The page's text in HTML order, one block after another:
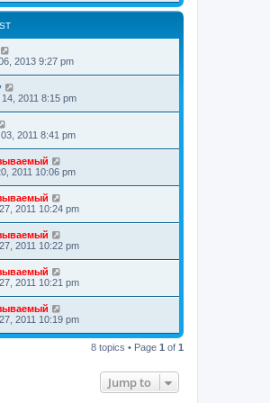
2013 9:27 pm
2011 8:15 pm
2011 8:41 pm
2011 10:06 pm
2011 10:24 pm
2011 10:22 pm
2011 10:21 pm
2011 10:19 pm
8 topics • Page 1 of 1
Jump to